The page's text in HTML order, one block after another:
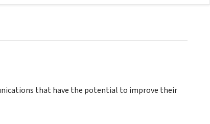
that have the potential to improve their